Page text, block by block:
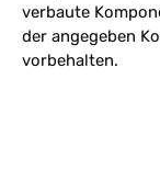
verbaute
der angegeben
vorbehalten.